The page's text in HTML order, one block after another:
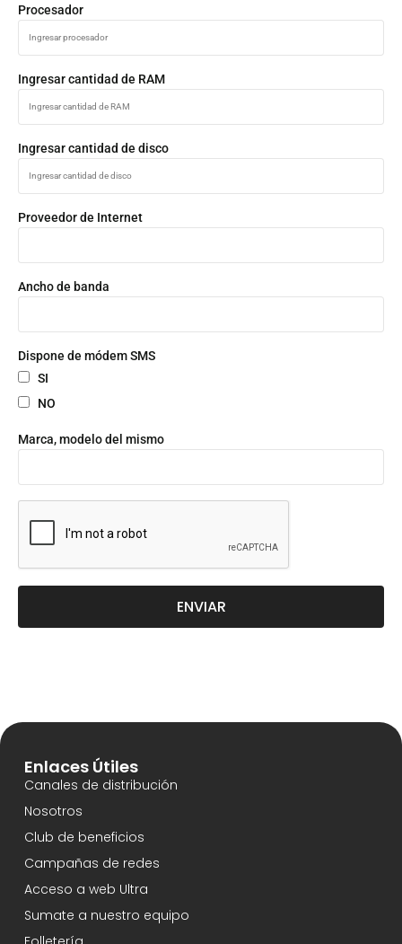
Procesador
Ingresar cantidad de RAM
Ingresar cantidad de disco
Proveedor de Internet
Ancho de banda
Dispone de módem SMS
SI
NO
Marca, modelo del mismo
ENVIAR
Enlaces Útiles
Canales de distribución
Nosotros
Club de beneficios
Campañas de redes
Acceso a web Ultra
Sumate a nuestro equipo